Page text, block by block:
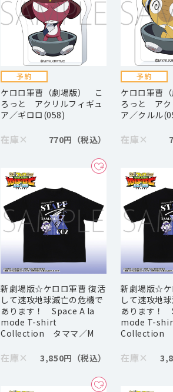
ケロロ軍曹（劇場版） こ
ろっと アクリルフィギュ
ア／ギロロ(058)
在庫× 770円
ケロロ軍曹
ろっと アク
ア／クルル
在庫×
新劇場版☆ケロロ軍曹 復活
して速攻地球滅亡の危機で
あります！ Space A la
mode T-shirt
Collection タママ／M
在庫× 3,850円
新劇場版☆ケ
して速攻地
あります！
mode T-
Collection
在庫×